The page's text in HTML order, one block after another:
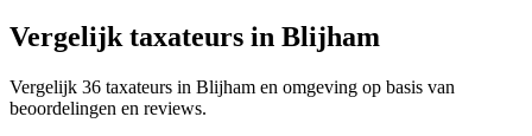
Vergelijk taxateurs in Blijham
Vergelijk 36 taxateurs in Blijham en omgeving op basis van
beoordelingen en reviews.